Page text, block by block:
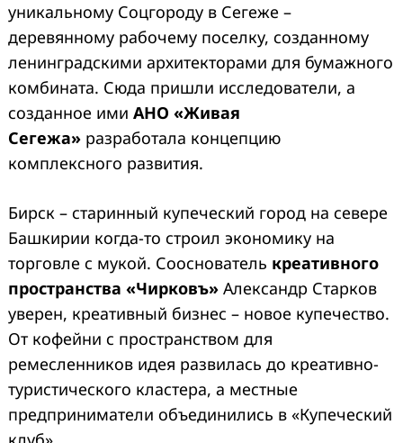
уникальному Соцгороду в Сегеже –
деревянному рабочему поселку, созданному
ленинградскими архитекторами для бумажного
комбината. Сюда пришли исследователи, а
созданное ими АНО «Живая
Сегежа» разработала концепцию
комплексного развития.
Бирск – старинный купеческий город на севере
Башкирии когда-то строил экономику на
торговле с мукой. Сооснователь креативного
пространства «Чирковъ» Александр Старков
уверен, креативный бизнес – новое купечество.
От кофейни с пространством для
ремесленников идея развилась до креативно-
туристического кластера, а местные
предприниматели объединились в «Купеческий